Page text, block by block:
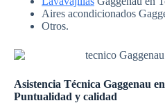
Aires acondicionados
Otros.
Asistencia Técnica Gaggenau
Puntualidad y calidad